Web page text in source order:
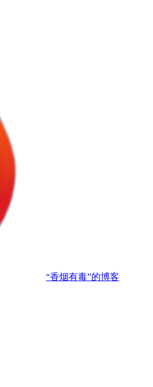
“香烟有毒”的博客